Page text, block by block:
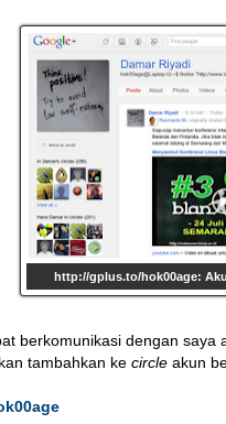
http://gplus.to/hok00age:
berkomunikasi dengan saya
tambahkan ke circle akun